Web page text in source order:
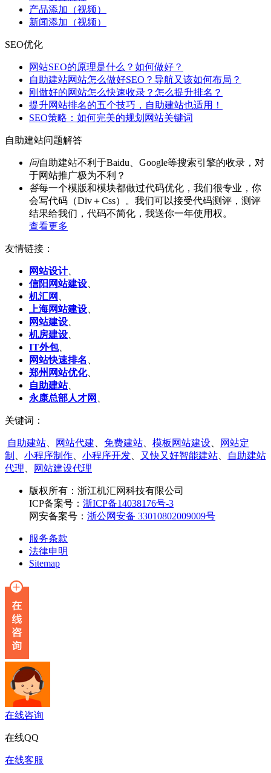
产品添加（视频）
新闻添加（视频）
SEO优化
网站SEO的原理是什么？如何做好？
自助建站网站怎么做好SEO？导航又该如何布局？
刚做好的网站怎么快速收录？怎么提升排名？
提升网站排名的五个技巧，自助建站也适用！
SEO策略：如何完美的规划网站关键词
自助建站问题解答
问自助建站不利于Baidu、Google等搜索引擎的收录，对
于网站推广极为不利？
答每一个模版和模块都做过代码优化，我们很专业，你
会写代码（Div＋Css）。我们可以接受代码测评，测评
结果给我们，代码不简化，我送你一年使用权。
查看更多
友情链接：
网站设计、
信阳网站建设、
机汇网 、
上海网站建设、
网站建设、
机房建设、
IT外包、
网站快速排名 、
郑州网站优化、
自助建站、
永康总部人才网 、
关键词：
自助建站 网站代建 免费建站 模板网站建设
网站定
制
小程序制作 小程序开发 又快又好智能建站
自助建站
代理
网站建设代理
版权所有： 浙江机汇网科技有限公司
ICP备案号： 浙ICP备14038176号-3
网安备案号： 浙公网安备 33010802009009号
服务条款
法律申明
Sitemap
在线咨询
在线QQ
在线客服